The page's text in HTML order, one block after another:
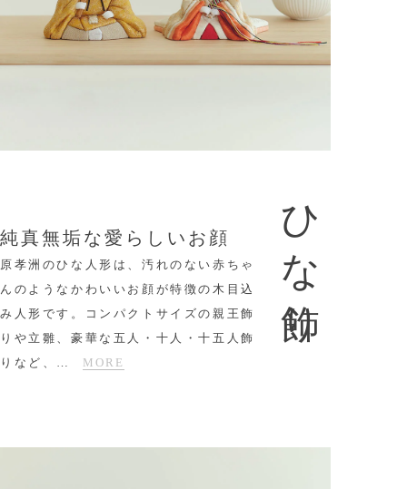
ひな飾り
純真無垢な愛らしいお顔
原孝洲のひな人形は、汚れのない赤ちゃ
んのようなかわいいお顔が特徴の木目込
み人形です。コンパクトサイズの親王飾
りや立雛、豪華な五人・十人・十五人飾
りなど、 … MORE